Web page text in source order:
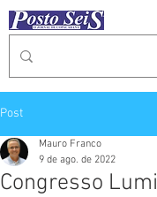
Post
Congresso
Mauro Franco
9 de ago. de 2022